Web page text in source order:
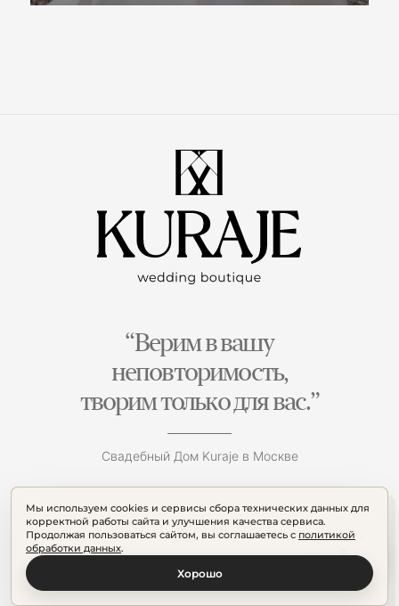
Мы используем cookies и сервисы сбора технических данных для
корректной работы сайта и улучшения качества сервиса.
Продолжая пользоваться сайтом, вы соглашаетесь с политикой
обработки данных.
Хорошо
“Верим в вашу
неповторимость,
творим только для вас.”
Свадебный Дом Kuraje в Москве